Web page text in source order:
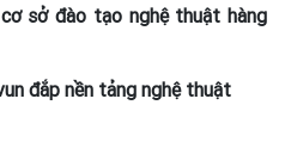
sở đào tạo nghệ thuật hàng
đắp nền tảng nghệ thuật